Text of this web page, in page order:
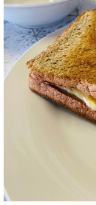
ライター/寄稿メディア
Core Surf Japan
Naoya Kimoto
メディア
波伝説アンバサダ